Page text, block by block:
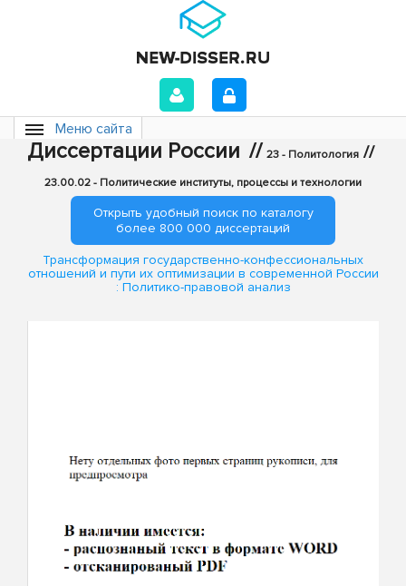
Меню сайта
Диссертации России // 23 - Политология //
23.00.02 - Политические институты, процессы и технологии
Открыть удобный поиск по каталогу
более 800 000 диссертаций
Трансформация государственно-конфессиональных
отношений и пути их оптимизации в современной России
: Политико-правовой анализ